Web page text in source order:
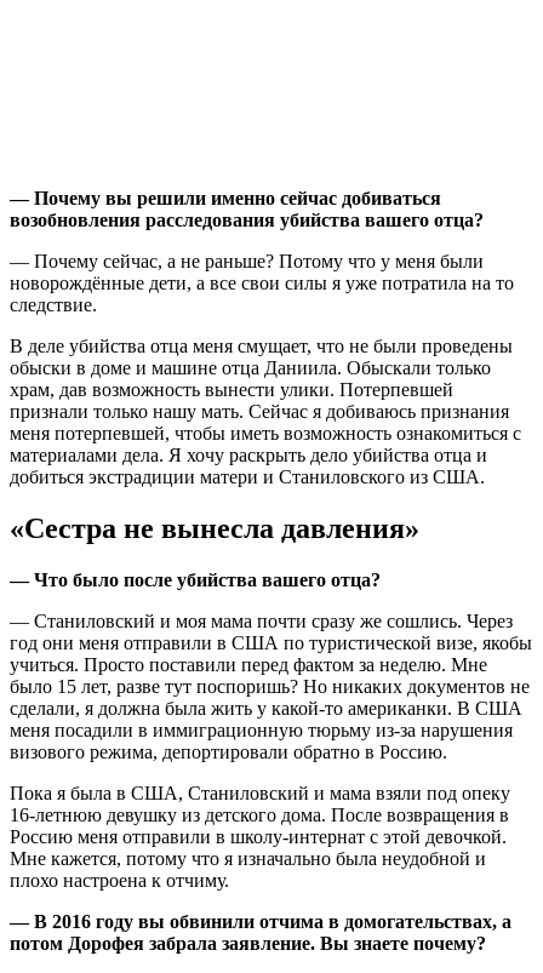
— Почему вы решили именно сейчас добиваться
возобновления расследования убийства вашего отца?
— Почему сейчас, а не раньше? Потому что у меня были
новорождённые дети, а все свои силы я уже потратила на то
следствие.
В деле убийства отца меня смущает, что не были проведены
обыски в доме и машине отца Даниила. Обыскали только
храм, дав возможность вынести улики. Потерпевшей
признали только нашу мать. Сейчас я добиваюсь признания
меня потерпевшей, чтобы иметь возможность ознакомиться с
материалами дела. Я хочу раскрыть дело убийства отца и
добиться экстрадиции матери и Станиловского из США.
«Сестра не вынесла давления»
— Что было после убийства вашего отца?
— Станиловский и моя мама почти сразу же сошлись. Через
год они меня отправили в США по туристической визе, якобы
учиться. Просто поставили перед фактом за неделю. Мне
было 15 лет, разве тут поспоришь? Но никаких документов не
сделали, я должна была жить у какой-то американки. В США
меня посадили в иммиграционную тюрьму из-за нарушения
визового режима, депортировали обратно в Россию.
Пока я была в США, Станиловский и мама взяли под опеку
16-летнюю девушку из детского дома. После возвращения в
Россию меня отправили в школу-интернат c этой девочкой.
Мне кажется, потому что я изначально была неудобной и
плохо настроена к отчиму.
— В 2016 году вы обвинили отчима в домогательствах, а
потом Дорофея забрала заявление. Вы знаете почему?